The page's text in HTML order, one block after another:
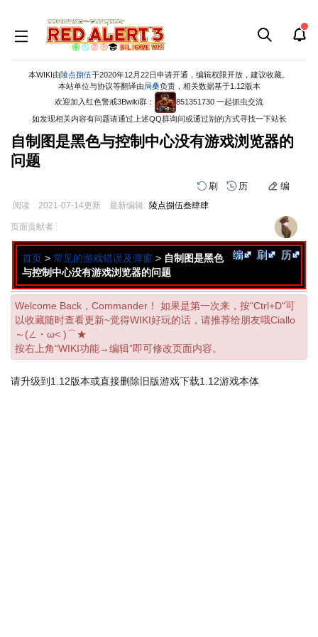
本WIKI由陵点捌伍于2020年12月22日申请开通，编辑权限开放，建议收藏。
本站单位与协议等翻译由 局桑负责，相关数据基于1.12版本
欢迎加入红色警戒3Bwiki群：
851351730 一起抓虫交流
如发现相关内容有问题请通过上述QQ群询问或通过别的方式寻找一下站长
自制图是黑色与控制中心没有游戏浏览器的
问题
刷 历 编
阅读 2021-07-14更新 最新编辑: 陵点捌伍叁肆肆
跳
导
跳
搜
页面贡献者 :
编 刷 历
首页 > 常见的游戏错误及弹窗 > 自制图是黑色
与控制中心没有游戏浏览器的问题
Welcome Back，Commander！ 如果是第一次来，按"Ctrl+D"可
以收藏随时查看更新~觉得WIKI好玩的话，请推荐给朋友哦Ciallo
～(∠・ω< )⌒★
按右上角“WIKI功能→编辑”即可修改页面内容。
请升级到1.12版本或直接删除旧版游戏下载1.12游戏本体